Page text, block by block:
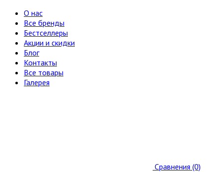
О нас
Все бренды
Бестселлеры
Акции и скидки
Блог
Контакты
Все товары
Галерея
Сравнения (0)